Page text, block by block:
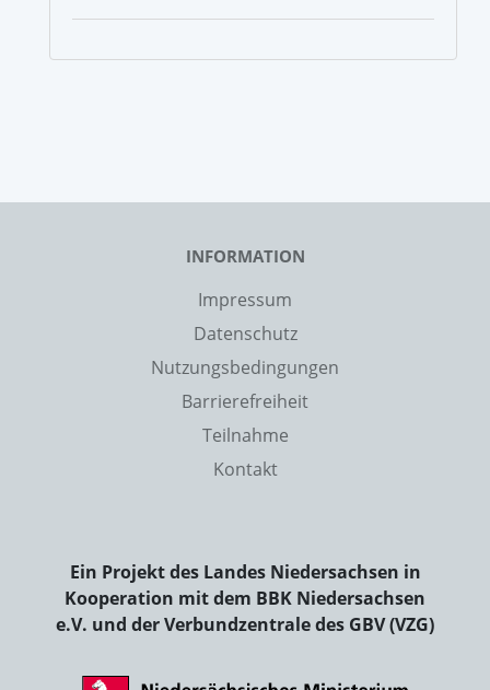
INFORMATION
Impressum
Datenschutz
Nutzungsbedingungen
Barrierefreiheit
Teilnahme
Kontakt
Ein Projekt des Landes Niedersachsen in
Kooperation mit dem BBK Niedersachsen
e.V. und der Verbundzentrale des GBV (VZG)